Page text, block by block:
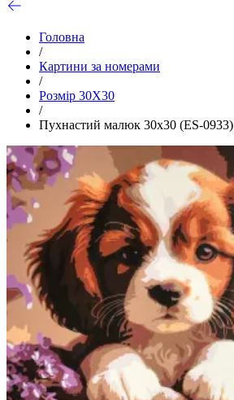
Головна
/
Картини за номерами
/
Розмір 30Х30
/
Пухнастий малюк 30х30 (ES-0933)